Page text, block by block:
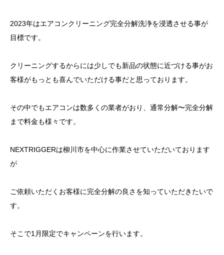
2023年はエアコンクリーニング完全分解洗浄を浸透させる事が
目標です。
クリーニングするからには少しでも新品の状態に近づける事がお
客様がもっとも喜んでいただける事だと思っております。
その中でもエアコンは数多くの業者がおり、通常分解〜完全分解
まで料金も様々です。
NEXTRIGGERは柳川市を中心に作業させていただいております
が
ご依頼いただくお客様に完全分解の良さを知っていただきたいで
す。
そこで1月限定でキャンペーンを行います。